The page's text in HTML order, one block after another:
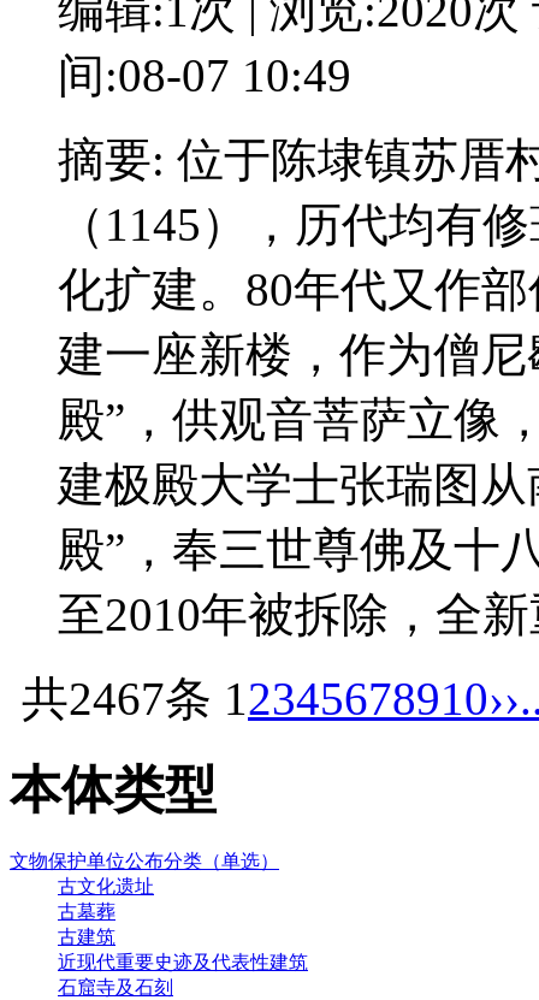
间:08-07 10:49
摘要: 位于陈埭镇苏厝
（1145），历代均有
化扩建。80年代又作
建一座新楼，作为僧
殿”，供观音菩萨立像
建极殿大学士张瑞图
殿”，奉三世尊佛及十
至2010年被拆除，全
共2467条 12345678910››
本体类型
文物保护单位公布分类（单选）
古文化遗址
古墓葬
古建筑
近现代重要史迹及代表性建筑
石窟寺及石刻